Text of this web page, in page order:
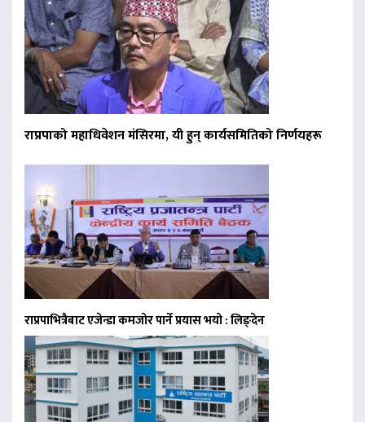
राप्रपाको महाधिवेशन मंसिरमा, यी हुन् कार्यसमितिको निर्णयहरू
राप्रपाभित्रैबाट एजेन्डा कमजोर पार्ने प्रयास भयो : लिङ्देन